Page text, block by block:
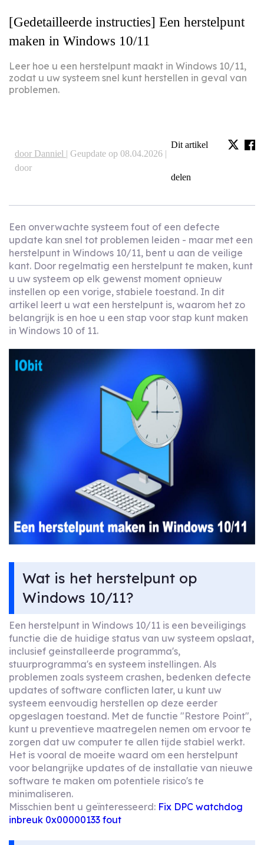
[Gedetailleerde instructies] Een herstelpunt
maken in Windows 10/11
Leer hoe u een herstelpunt maakt in Windows 10/11,
zodat u uw systeem snel kunt herstellen in geval van
problemen.
door Danniel | Geupdate op 08.04.2026 |
door
Dit artikel
delen
Een onverwachte systeem fout of een defecte
update kan snel tot problemen leiden - maar met een
herstelpunt in Windows 10/11, bent u aan de veilige
kant. Door regelmatig een herstelpunt te maken, kunt
u uw systeem op elk gewenst moment opnieuw
instellen op een vorige, stabiele toestand. In dit
artikel leert u wat een herstelpunt is, waarom het zo
belangrijk is en hoe u een stap voor stap kunt maken
in Windows 10 of 11.
Wat is het herstelpunt op
Windows 10/11?
Een herstelpunt in Windows 10/11 is een beveiligings
functie die de huidige status van uw systeem opslaat,
inclusief geinstalleerde programma's,
stuurprogramma's en systeem instellingen. Als
problemen zoals systeem crashen, bedenken defecte
updates of software conflicten later, u kunt uw
systeem eenvoudig herstellen op deze eerder
opgeslagen toestand. Met de functie "Restore Point",
kunt u preventieve maatregelen nemen om ervoor te
zorgen dat uw computer te allen tijde stabiel werkt.
Het is vooral de moeite waard om een herstelpunt
voor belangrijke updates of de installatie van nieuwe
software te maken om potentiele risico's te
minimaliseren.
Misschien bent u geïnteresseerd: Fix DPC watchdog
inbreuk 0x00000133 fout